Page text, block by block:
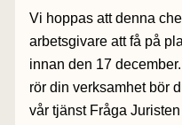
Vi hoppas att denna
arbetsgivare att få på
innan den 17
rör din verksamhet bör
vår tjänst Fråga